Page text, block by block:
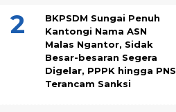
BKPSDM Sungai Penuh
Kantongi Nama ASN
Malas Ngantor, Sidak
Besar-besaran Segera
Digelar, PPPK hingga PNS
Terancam Sanksi